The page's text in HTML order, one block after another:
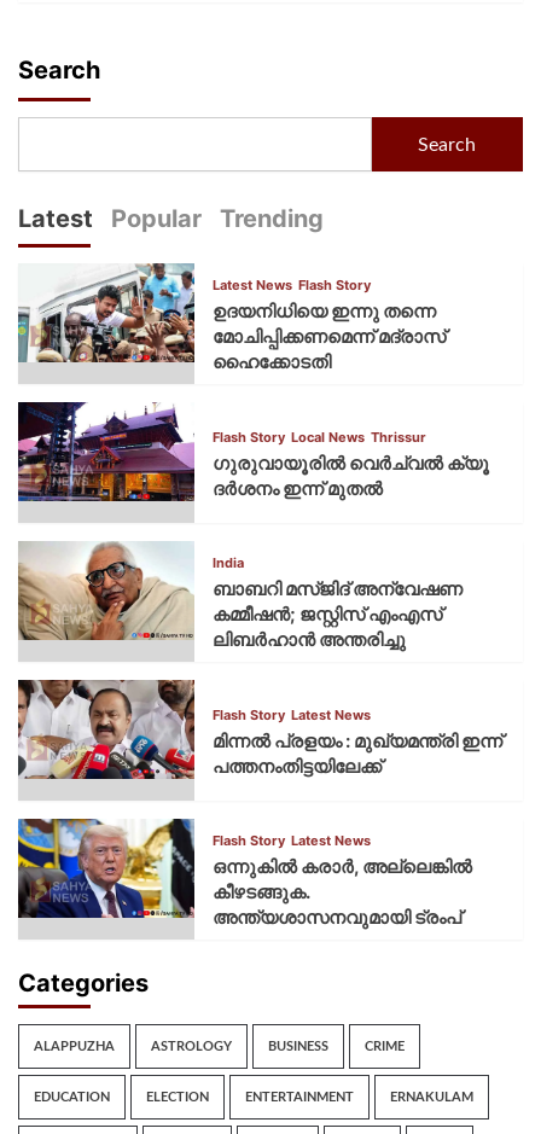
Search
Search
Latest Popular Trending
Latest News Flash Story
ഉദയനിധിയെ ഇന്നു തന്നെ
മോചിപ്പിക്കണമെന്ന് മദ്രാസ്
ഹൈക്കോടതി
Flash Story Local News Thrissur
ഗുരുവായൂരില്‍ വെര്‍ച്വല്‍ ക്യൂ
ദര്‍ശനം ഇന്ന് മുതല്‍
India
ബാബറി മസ്ജിദ് അന്വേഷണ
കമ്മീഷന്‍; ജസ്റ്റിസ് എംഎസ്
ലിബര്‍ഹാന്‍ അന്തരിച്ചു
Flash Story Latest News
മിന്നല്‍ പ്രളയം : മുഖ്യമന്ത്രി ഇന്ന്
പത്തനംതിട്ടയിലേക്ക്
Flash Story Latest News
ഒന്നുകില്‍ കരാര്‍, അല്ലെങ്കില്‍
കീഴടങ്ങുക.
അന്ത്യശാസനവുമായി ട്രംപ്
Categories
ALAPPUZHA ASTROLOGY BUSINESS CRIME
EDUCATION ELECTION ENTERTAINMENT ERNAKULAM